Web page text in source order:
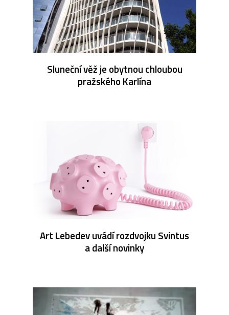
Sluneční věž je obytnou chloubou
pražského Karlína
Art Lebedev uvádí rozdvojku Svintus
a další novinky